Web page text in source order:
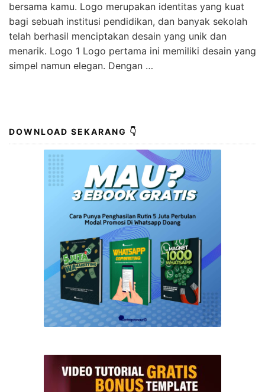
bersama kamu. Logo merupakan identitas yang kuat
bagi sebuah institusi pendidikan, dan banyak sekolah
telah berhasil menciptakan desain yang unik dan
menarik. Logo 1 Logo pertama ini memiliki desain yang
simpel namun elegan. Dengan …
DOWNLOAD SEKARANG 👇